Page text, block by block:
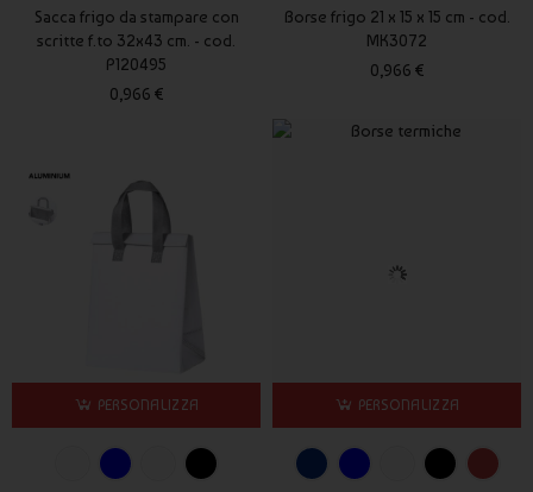
ordinata e sono indicati nella scheda prodotto.
Le borse termiche personalizzate Publygraph sono una soluzione
pratica, funzionale e strategica per promuovere il tuo brand ogni
Sacca frigo da stampare con
scritte f.to 32x43 cm. - cod.
P120495
0,966 €
Borse frigo 21 x 15 x 15 cm - cod.
MK3072
0,966 €
PERSONALIZZA PERSONALIZZA